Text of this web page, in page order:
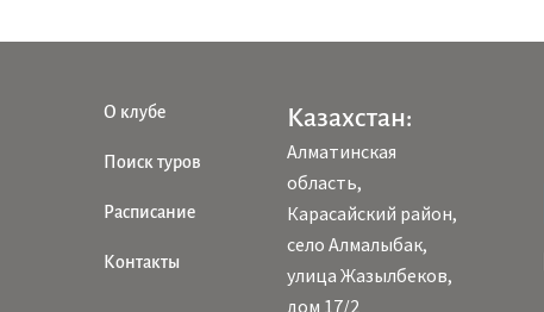
О клубе
Поиск туров
Расписание
Контакты
Казахстан:
Алматинская
область,
Карасайский район,
село Алмалыбак,
улица Жазылбеков,
дом 17/2